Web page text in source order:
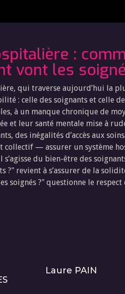
:
vont les
qui traverse aujourd’hui la
: celle des soignants et celle
à un manque chronique de
et leur santé mentale mise à
des inégalités d’accès aux
collectif — assurer un système
s’agisse du bien-être des
?" revient à s’assurer de la
soignés ?" questionne le
Laure PAIN